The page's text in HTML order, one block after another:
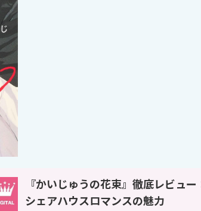
『かいじゅうの花束』徹底レビュ
シェアハウスロマンスの魅力